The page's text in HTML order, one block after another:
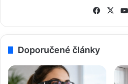
Fa
bo
X
Doporučené články